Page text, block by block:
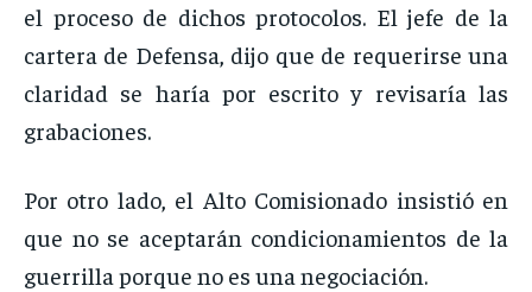
el proceso de dichos protocolos. El jefe de la
cartera de Defensa, dijo que de requerirse una
claridad se haría por escrito y revisaría las
grabaciones.
Por otro lado, el Alto Comisionado insistió en
que no se aceptarán condicionamientos de la
guerrilla porque no es una negociación.